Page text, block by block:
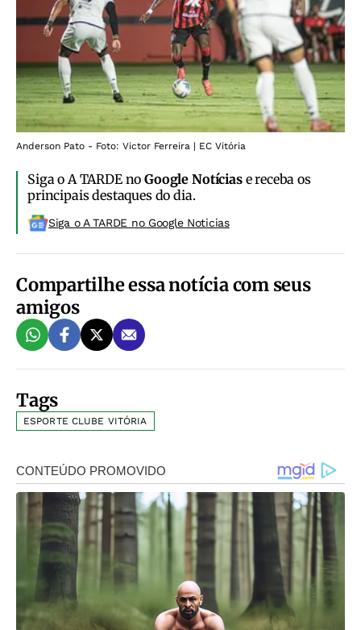
Anderson Pato - Foto: Victor Ferreira | EC Vitória
Siga o A TARDE noGoogle Notíciase receba os
principais destaques do dia.
Siga o A TARDE no Google Noticias
Compartilhe essa notícia com seus
amigos
Tags
ESPORTE CLUBE VITÓRIA